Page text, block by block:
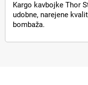
Kargo kavbojke Thor
udobne, narejene
bombaža.